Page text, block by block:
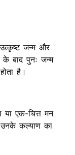
जन्म और
के बाद पुनः जन्म
है।
एक-चित्त मन
कल्याण का